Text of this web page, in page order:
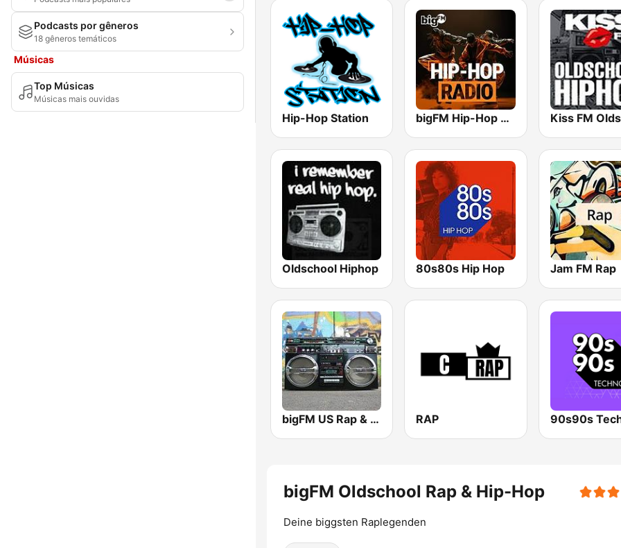
Podcasts por gêneros
18 gêneros temáticos
Músicas
Top Músicas
Músicas mais ouvidas
Hip-Hop Station bigFM Hip-Hop Radio
Oldschool Hiphop 80s80s Hip Hop Jam FM Rap
bigFM US Rap & Hip-Hop RAP 90s90s
bigFM Oldschool Rap & Hip-Hop
Deine biggsten Raplegenden